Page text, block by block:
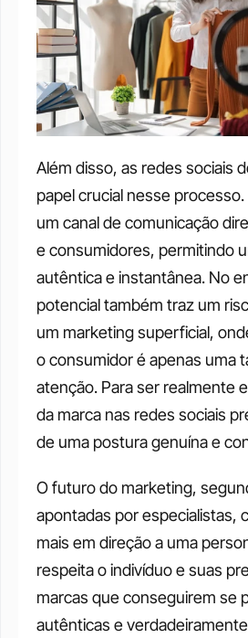
Além disso, as redes sociais
papel crucial nesse
um canal de comunicação
e consumidores, permitindo
autêntica e instantânea. No
potencial também traz um
um marketing superficial,
o consumidor é apenas uma
atenção. Para ser realmente
da marca nas redes sociais
de uma postura genuína e
O futuro do marketing,
apontadas por especialistas,
mais em direção a uma
respeita o indivíduo e suas
marcas que conseguirem se
autênticas e